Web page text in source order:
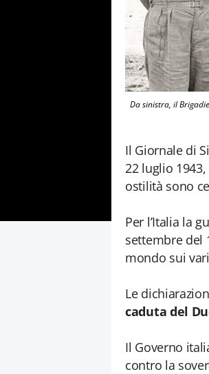
Da sinistra, il
Il Giornale di
22 luglio
ostilità sono
Per l’Italia la
settembre del
mondo sui
Le
caduta del
Il Governo
contro la